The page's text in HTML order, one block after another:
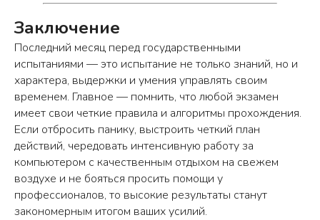
Заключение
Последний месяц перед государственными
испытаниями — это испытание не только знаний, но и
характера, выдержки и умения управлять своим
временем. Главное — помнить, что любой экзамен
имеет свои четкие правила и алгоритмы прохождения.
Если отбросить панику, выстроить четкий план
действий, чередовать интенсивную работу за
компьютером с качественным отдыхом на свежем
воздухе и не бояться просить помощи у
профессионалов, то высокие результаты станут
закономерным итогом ваших усилий.
Политика конфиденциальности
Договор оферты
© 2020 -2026 Школа программирования
для детей шКОДишь